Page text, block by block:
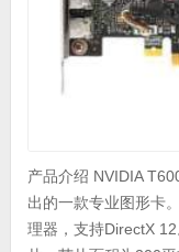
产品介绍 NVIDIA
出的一款专业图形卡
理器，支持DirectX